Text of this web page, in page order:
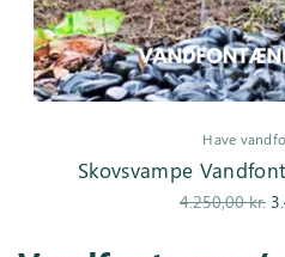
Have
Skovsvampe
4.250,00kr.